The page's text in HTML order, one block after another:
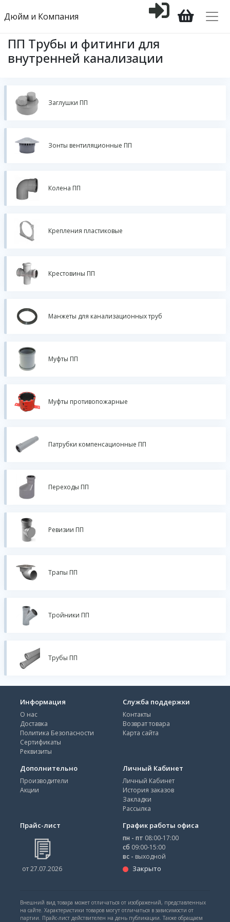
Дюйм и Компания
ПП Трубы и фитинги для
внутренней канализации
Заглушки ПП
Зонты вентиляционные ПП
Колена ПП
Крепления пластиковые
Крестовины ПП
Манжеты для канализационных труб
Муфты ПП
Муфты противопожарные
Патрубки компенсационные ПП
Переходы ПП
Ревизии ПП
Трапы ПП
Тройники ПП
Трубы ПП
Информация
О нас
Доставка
Политика Безопасности
Сертификаты
Реквизиты
Служба поддержки
Контакты
Возврат товара
Карта сайта
Дополнительно
Производители
Акции
Личный Кабинет
Личный Кабинет
История заказов
Закладки
Рассылка
Прайс-лист
от 27.07.2026
График работы офиса
пн - пт 08:00-17:00
сб 09:00-15:00
вс - выходной
Закрыто
Внешний вид товара может отличаться от изображений, представленных
на сайте. Характеристики товаров могут отличаться в зависимости от
партии. Прайс-лист действителен на день публикации. Также обращаем